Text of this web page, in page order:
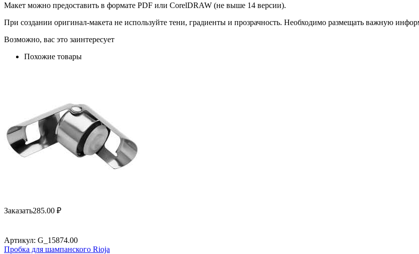
Макет можно предоставить в формате PDF или CorelDRAW (не выше 14 версии).
При создании оригинал-макета не используйте тени, градиенты и прозрачность. Необходимо размещать важную
Возможно, вас это заинтересует
Похожие товары
Заказать285.00 ₽
Артикул: G_15874.00
Пробка для шампанского Rioja